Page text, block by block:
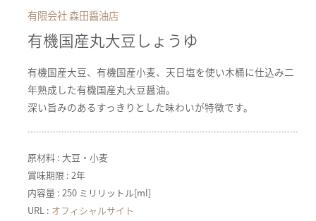
有限会社 森田醤油店
有機国産丸大豆しょうゆ
有機国産大豆、有機国産小麦、天日塩を使い木桶に仕込み二
年熟成した有機国産丸大豆醤油。
深い旨みのあるすっきりとした味わいが特徴です。
原材料 : 大豆・小麦
賞味期限 : 2年
内容量 : 250 ミリリットル[ml]
URL : オフィシャルサイト